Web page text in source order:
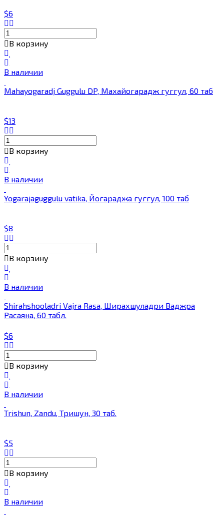
$6
В корзину
В наличии
Mahayogaradj Guggulu DP, Махайогарадж гуггул, 60 таб
$13
В корзину
В наличии
Yogarajaguggulu vatika, Йогараджа гуггул, 100 таб
$8
В корзину
В наличии
Shirahshooladri Vajra Rasa, Ширахшуладри Ваджра
Расаяна, 60 табл.
$6
В корзину
В наличии
Trishun, Zandu, Тришун, 30 таб.
$5
В корзину
В наличии